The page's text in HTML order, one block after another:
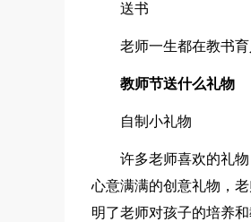
送书
老师一生都在教书
教师节送什么礼物
自制小礼物
许多老师喜欢的礼
心意满满的创意礼物，
明了老师对孩子的培养